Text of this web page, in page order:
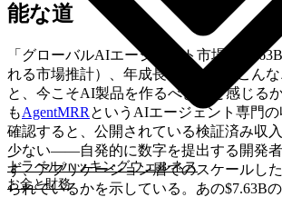
トラベルハッキングウェルネス
お金と財務
能な道
「グローバルAIエージェント市場は
れる市場推計）、年成長率45%」。こん
と、今こそAI製品を作るべきだと感じる
もAgentMRR というAIエージェント専門
確認すると、公開されている検証済み収
少ない——自発的に数字を提出する開発
ず、アプリケーション層でのスケールし
られているかを示している。あの$7.63B